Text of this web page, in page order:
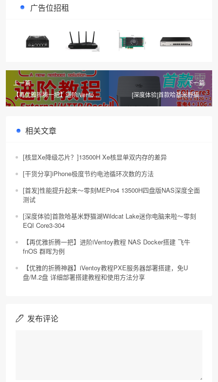
广告位招租
上一篇
【再优雅折腾一把】进阶iVentoy
教程 NAS Docker搭建 飞牛fnOS
下一篇
[深度体验]首款哈基米野猫湖
Wildcat Lake迷你电脑来啦～零刻
相关文章
[核显Xe降级芯片？]13500H Xe核显单双内存的差异
[干货分享]iPhone极度节约电池循环次数的方法
[首发]性能提升起来～零刻MEPro4 13500H四盘版NAS深度全面
测试
[深度体验]首款哈基米野猫湖Wildcat Lake迷你电脑来啦～零刻
EQI Core3-304
【再优雅折腾一把】进阶iVentoy教程 NAS Docker搭建 飞牛
fnOS 群晖为例
【优雅的折腾神器】iVentoy教程PXE服务器部署搭建，免U
盘/M.2盘 详细部署搭建教程和使用方法分享
发布评论